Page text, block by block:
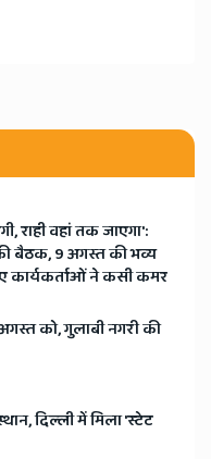
राही वहां तक जाएगा':
बैठक, 9 अगस्त की भव्य
कार्यकर्ताओं ने कसी कमर
को, गुलाबी नगरी की
दिल्ली में मिला 'स्टेट